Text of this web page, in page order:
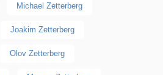
Michael Zetterberg
Joakim Zetterberg
Olov Zetterberg